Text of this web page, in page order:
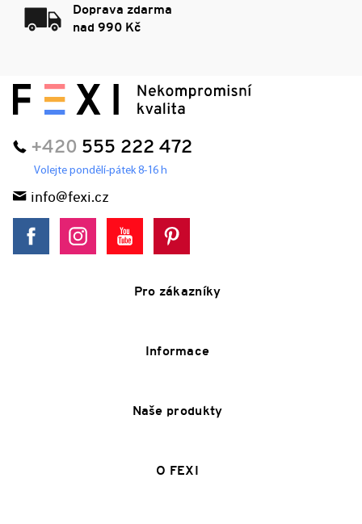
Doprava zdarma
nad 990 Kč
+420 555 222 472
Volejte pondělí-pátek 8-16 h
info@fexi.cz
Pro zákazníky
Informace
Naše produkty
O FEXI